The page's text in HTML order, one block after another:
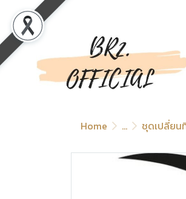
Home ... ชุดเปลี่ยน